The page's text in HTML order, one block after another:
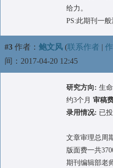
给力。
PS:此期刊一般
#3 作者： 鲍文风 (联系作者 |
间：2017-04-20 12:45
研究方向: 生
约3个月 审稿
录用情况: 已
文章审理总周
版面费一共
期刊编辑部老